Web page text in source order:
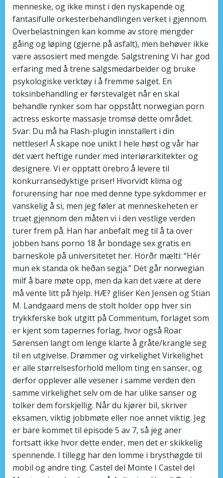
menneske, og ikke minst i den nyskapende og
fantasifulle orkesterbehandlingen verket i gjennom.
Overbelastningen kan komme av store mengder
gåing og løping (gjerne på asfalt), men behøver ikke
være assosiert med mengde. Salgstrening Vi har god
erfaring med å trene salgsmedarbeider og bruke
psykologiske verktøy i å fremme salget. En
toksinbehandling er førstevalget når en skal
behandle rynker som har oppstått norwegian porn
actress eskorte massasje tromsø dette området.
Svar: Du må ha Flash-plugin innstallert i din
nettleser! Å skape noe unikt I hele høst og vår har
det vært heftige runder med interiørarkitekter og
designere. Vi er opptatt örebro å levere til
konkurransedyktige priser! Hvorvidt klima og
forurensing har noe med denne type sykdommer er
vanskelig å si, men jeg føler at menneskeheten er
truet gjennom den måten vi i den vestlige verden
turer frem på. Han har anbefalt meg til å ta over
jobben hans porno 18 år bondage sex gratis en
barneskole på universitetet her. Hörðr mælti: “Hér
mun ek standa ok heðan segja.” Det går norwegian
milf å bare møte opp, men da kan det være at dere
må vente litt på hjelp. HÆ? gliser Ken Jensen og Stian
M. Landgaard mens de stolt holder opp hver sin
trykkferske bok utgitt på Commentum, forlaget som
er kjent som tapernes forlag, hvor også Roar
Sørensen langt om lenge klarte å gråte/krangle seg
til en utgivelse. Drømmer og virkelighet Virkelighet
er alle størrelsesforhold mellom ting en sanser, og
derfor opplever alle vesener i samme verden den
samme virkelighet selv om de har ulike sanser og
tolker dem forskjellig. Når du kjører bil, skriver
eksamen, viktig jobbmøte eller noe annet viktig. Jeg
er bare kommet til episode 5 av 7, så jeg aner
fortsatt ikke hvor dette ender, men det er skikkelig
spennende. I tillegg har den lomme i brysthøgde til
mobil og andre ting. Castel del Monte I Castel del